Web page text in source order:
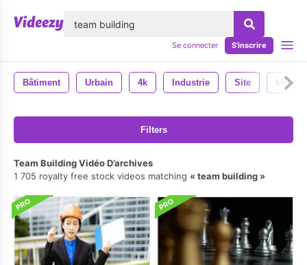
Se connecter S'inscrire
Bâtiment Urbain 4k Industrie Site Météo
Filters
Team Building Vidéo D’archives
1 705 royalty free stock videos matching
team building